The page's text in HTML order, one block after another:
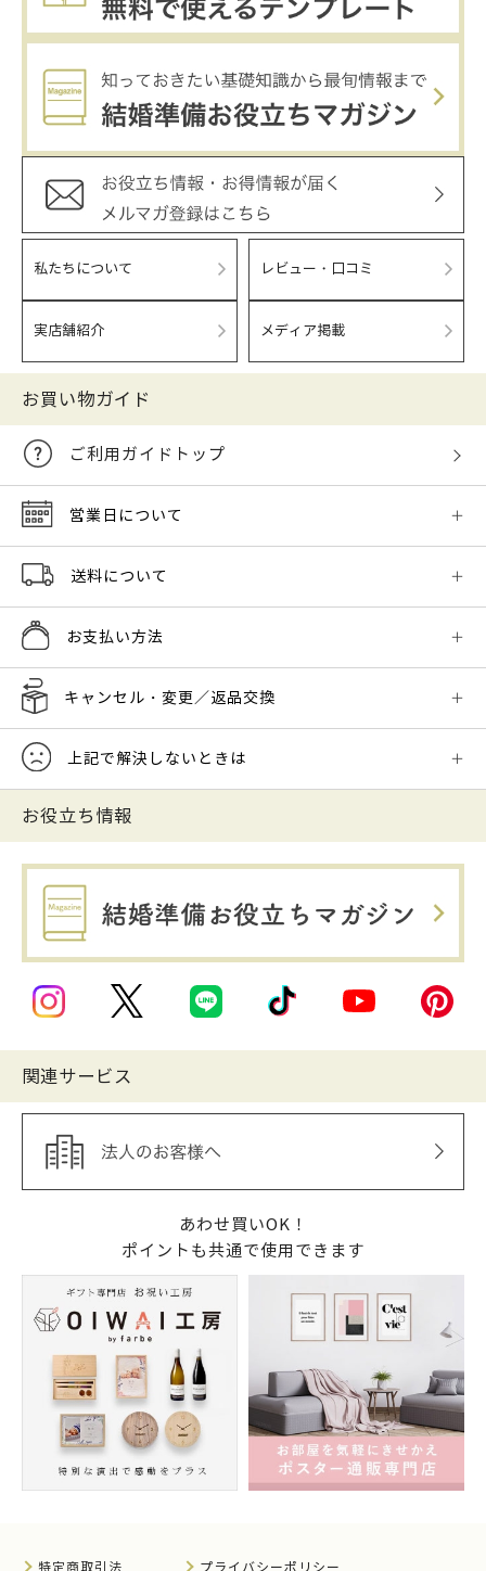
私たちについて レビュー・口コミ
実店舗紹介 メディア掲載
お買い物ガイド
ご利用ガイドトップ
営業日について
送料について
お支払い方法
キャンセル・変更／返品交換
上記で解決しないときは
お役立ち情報
関連サービス
あわせ買いOK！
ポイントも共通で使用できます
特定商取引法 プライバシーポリシー